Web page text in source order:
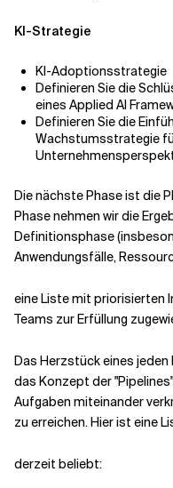
KI-Strategie
KI-Adoptionsstrategie
Definieren Sie die
eines Applied AI
Definieren Sie die
Wachstumsstrategie
Die nächste Phase ist die
Phase nehmen wir die
Definitionsphase
Anwendungsfälle,
eine Liste mit priorisierten
Teams zur Erfüllung
Das Herzstück eines
das Konzept der
Aufgaben miteinander
zu erreichen. Hier ist eine
derzeit beliebt: